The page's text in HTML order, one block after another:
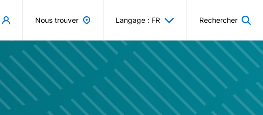
Nous trouver Langage : FR Rechercher